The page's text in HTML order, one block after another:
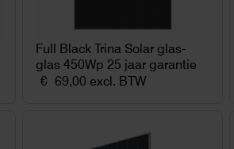
Full Black Trina Solar glas-
glas 450Wp 25 jaar garantie
€ 69,00 excl. BTW